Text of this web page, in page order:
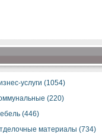
услуги (1054)
(220)
(446)
материалы (734)